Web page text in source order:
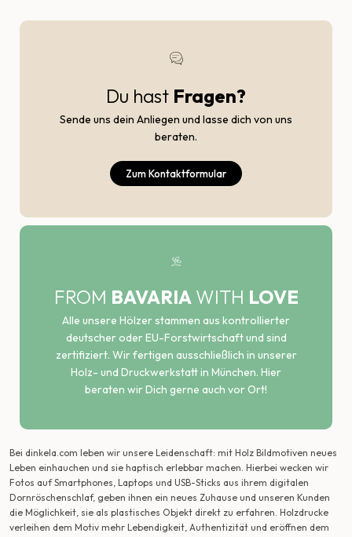
Du hast Fragen?
Sende uns dein Anliegen und lasse dich von uns
beraten.
Zum Kontaktformular
FROM BAVARIAWITH LOVE
Alle unsere Hölzer stammen aus kontrollierter
deutscher oder EU-Forstwirtschaft und sind
zertifiziert. Wir fertigen ausschließlich in unserer
Holz- und Druckwerkstatt in München. Hier
beraten wir Dich gerne auch vor Ort!
Bei dinkela.com leben wir unsere Leidenschaft: mit Holz Bildmotiven neues
Leben einhauchen und sie haptisch erlebbar machen. Hierbei wecken wir
Fotos auf Smartphones, Laptops und USB-Sticks aus ihrem digitalen
Dornröschenschlaf, geben ihnen ein neues Zuhause und unseren Kunden
die Möglichkeit, sie als plastisches Objekt direkt zu erfahren. Holzdrucke
verleihen dem Motiv mehr Lebendigkeit, Authentizität und eröffnen dem